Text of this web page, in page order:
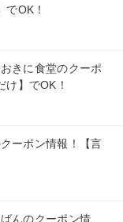
OK！
きに食堂のクーポ
け】でOK！
ーポン情報！【言
んのクーポン情